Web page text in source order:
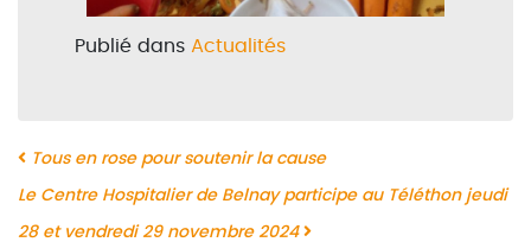
Publié dans Actualités
Navigation
Tous en rose pour soutenir la cause
Le Centre Hospitalier de Belnay participe au Téléthon jeudi
28 et vendredi 29 novembre 2024